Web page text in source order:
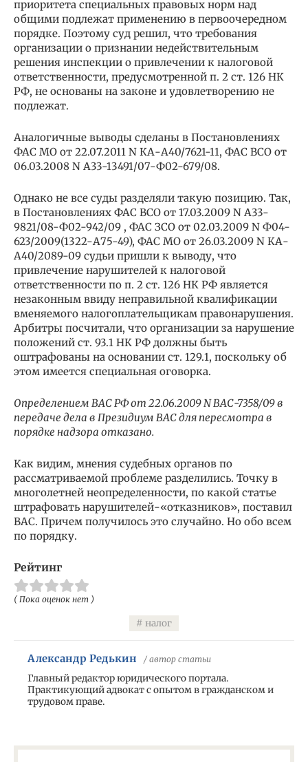
приоритета специальных правовых норм над
общими подлежат применению в первоочередном
порядке. Поэтому суд решил, что требования
организации о признании недействительным
решения инспекции о привлечении к налоговой
ответственности, предусмотренной п. 2 ст. 126 НК
РФ, не основаны на законе и удовлетворению не
подлежат.
Аналогичные выводы сделаны в Постановлениях
ФАС МО от 22.07.2011 N КА-А40/7621-11, ФАС ВСО от
06.03.2008 N А33-13491/07-Ф02-679/08.
Однако не все суды разделяли такую позицию. Так,
в Постановлениях ФАС ВСО от 17.03.2009 N А33-
9821/08-Ф02-942/09 , ФАС ЗСО от 02.03.2009 N Ф04-
623/2009(1322-А75-49), ФАС МО от 26.03.2009 N КА-
А40/2089-09 судьи пришли к выводу, что
привлечение нарушителей к налоговой
ответственности по п. 2 ст. 126 НК РФ является
незаконным ввиду неправильной квалификации
вменяемого налогоплательщикам правонарушения.
Арбитры посчитали, что организации за нарушение
положений ст. 93.1 НК РФ должны быть
оштрафованы на основании ст. 129.1, поскольку об
этом имеется специальная оговорка.
Определением ВАС РФ от 22.06.2009 N ВАС-7358/09 в
передаче дела в Президиум ВАС для пересмотра в
порядке надзора отказано.
Как видим, мнения судебных органов по
рассматриваемой проблеме разделились. Точку в
многолетней неопределенности, по какой статье
штрафовать нарушителей-«отказников», поставил
ВАС. Причем получилось это случайно. Но обо всем
по порядку.
Рейтинг
( Пока оценок нет )
налог
Александр Редькин / автор статьи
Главный редактор юридического портала.
Практикующий адвокат с опытом в гражданском и
трудовом праве.